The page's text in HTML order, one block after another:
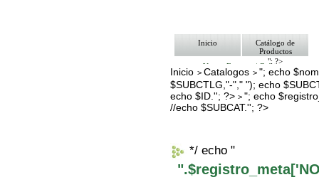
Inicio
Catálogo de
Productos
"; ?>
Ventas Empresa/ Gobierno
Ofertas
Envíos y Formas de Pago
Nosotros
Bolsa de Trabajo
Contacto
Inicio >Catalogos >"; echo
$SUBCTLG,"-"," "); echo
echo $ID.''; ?>>"; echo
//echo $SUBCAT.''; ?>
*/ echo "